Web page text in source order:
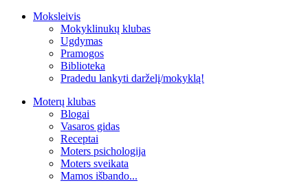
Moksleivis
Mokyklinukų klubas
Ugdymas
Pramogos
Biblioteka
Pradedu lankyti darželį/mokyklą!
Moterų klubas
Blogai
Vasaros gidas
Receptai
Moters psichologija
Moters sveikata
Mamos išbando...